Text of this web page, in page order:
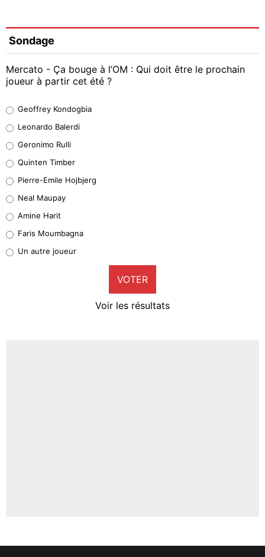
Sondage
Mercato - Ça bouge à l’OM : Qui doit être le prochain
joueur à partir cet été ?
38%
32%
4%
1%
9%
Geoffrey Kondogbia
Leonardo Balerdi
Geronimo Rulli
Quinten Timber
Pierre-Emile Hojbjerg
Neal Maupay
Amine Harit
Faris Moumbagna
Un autre joueur
VOTER
Voir les résultats